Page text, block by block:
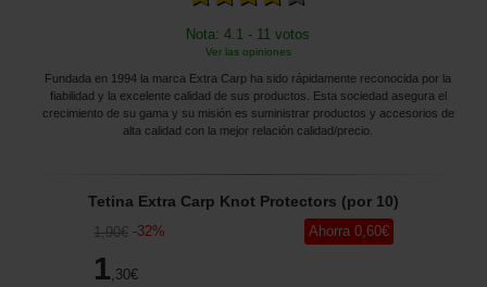
Nota: 4.1 - 11 votos
Ver las opiniones
Fundada en 1994 la marca Extra Carp ha sido rápidamente reconocida por la
fiabilidad y la excelente calidad de sus productos. Esta sociedad asegura el
crecimiento de su gama y su misión es suministrar productos y accesorios de
alta calidad con la mejor relación calidad/precio.
Tetina Extra Carp Knot Protectors (por 10)
1,90€ -32%
1 ,30€
Ahorra 0 ,60€